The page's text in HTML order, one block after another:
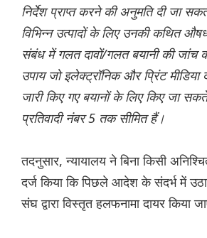
निर्देश प्राप्त करने की अनुमति दी जा
विभिन्न उत्पादों के लिए उनकी कथित
संबंध में गलत दावों/गलत बयानी की जांच
उपाय जो इलेक्ट्रॉनिक और प्रिंट मीडिया
जारी किए गए बयानों के लिए किए जा
प्रतिवादी नंबर 5 तक सीमित हैं।
तदनुसार, न्यायालय ने बिना किसी
दर्ज किया कि पिछले आदेश के संदर्भ में
संघ द्वारा विस्तृत हलफनामा दायर किया